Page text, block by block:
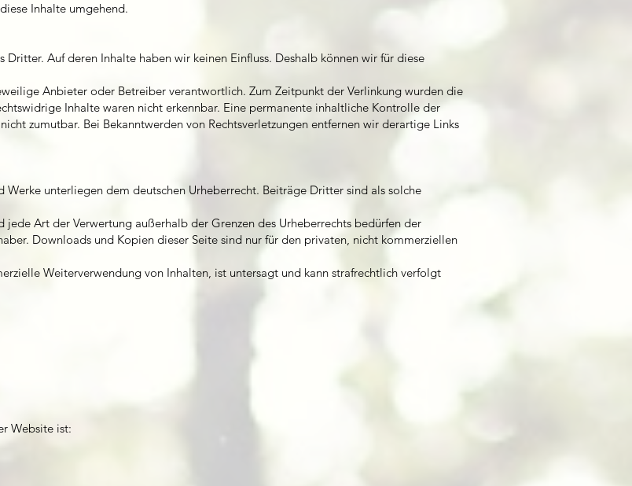
Inhalte umgehend.
Dritter. Auf deren Inhalte haben wir keinen Einfluss. Deshalb können wir für diese
Anbieter oder Betreiber verantwortlich. Zum Zeitpunkt der Verlinkung wurden die
Inhalte waren nicht erkennbar. Eine permanente inhaltliche Kontrolle der
zumutbar. Bei Bekanntwerden von Rechtsverletzungen entfernen wir derartige Links
unterliegen dem deutschen Urheberrecht. Beiträge Dritter sind als solche
Art der Verwertung außerhalb der Grenzen des Urheberrechts bedürfen der
Downloads und Kopien dieser Seite sind nur für den privaten, nicht kommerziellen
Weiterverwendung von Inhalten, ist untersagt und kann strafrechtlich verfolgt
Website ist: